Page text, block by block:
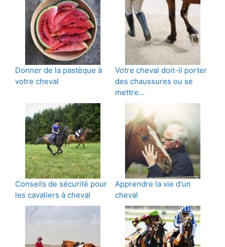
Donner de la pastèque à
votre cheval
Votre cheval doit-il porter
des chaussures ou se
mettre…
Conseils de sécurité pour
les cavaliers à cheval
Apprendre la vie d'un
cheval